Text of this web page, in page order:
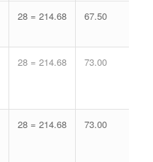
28 = 214.68 67.50
28 = 214.68 73.00
28 = 214.68 73.00